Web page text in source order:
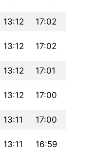
13:12 17:02
13:12 17:02
13:12 17:01
13:12 17:00
13:11 17:00
13:11 16:59